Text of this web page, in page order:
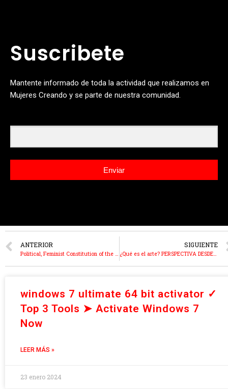
Suscribete
Mantente informado de toda la actividad que realizamos en
Mujeres Creando y se parte de nuestra comunidad.
Enviar
ANTERIOR SIGUIENTE
¿Qué es el arte? PERSPECTIVA DESDE LA CUARENTENA- Danitza Luna
windows 7 ultimate 64 bit activator ✓
Top 3 Tools ➤ Activate Windows 7
Now
LEER MÁS »
23 enero 2024